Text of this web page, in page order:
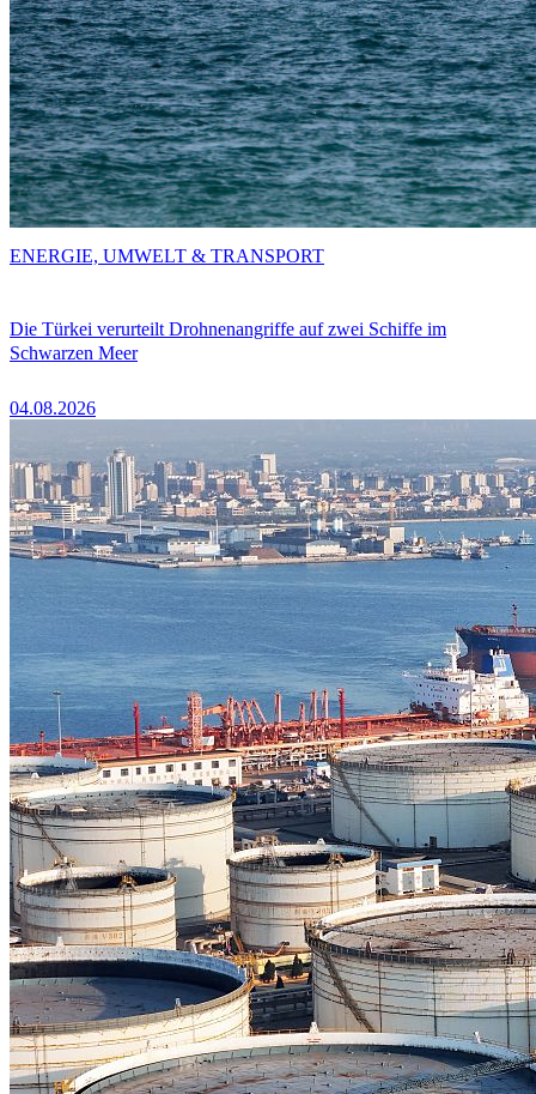
Die Türkei verurteilt Drohnenangriffe auf zwei Schiffe im
Schwarzen Meer
04.08.2026
ENERGIE, UMWELT & TRANSPORT